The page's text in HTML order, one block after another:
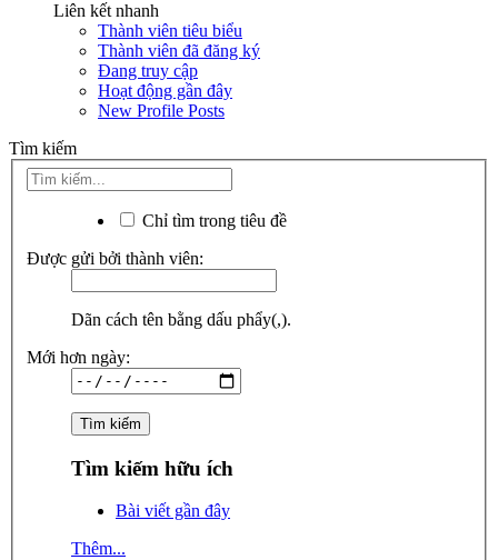
Liên kết nhanh
Thành viên tiêu biểu
Thành viên đã đăng ký
Đang truy cập
Hoạt động gần đây
New Profile Posts
Tìm kiếm
Chỉ tìm trong tiêu đề
Được gửi bởi thành viên:
Dãn cách tên bằng dấu phẩy(,).
Mới hơn ngày:
Tìm kiếm hữu ích
Bài viết gần đây
Thêm...